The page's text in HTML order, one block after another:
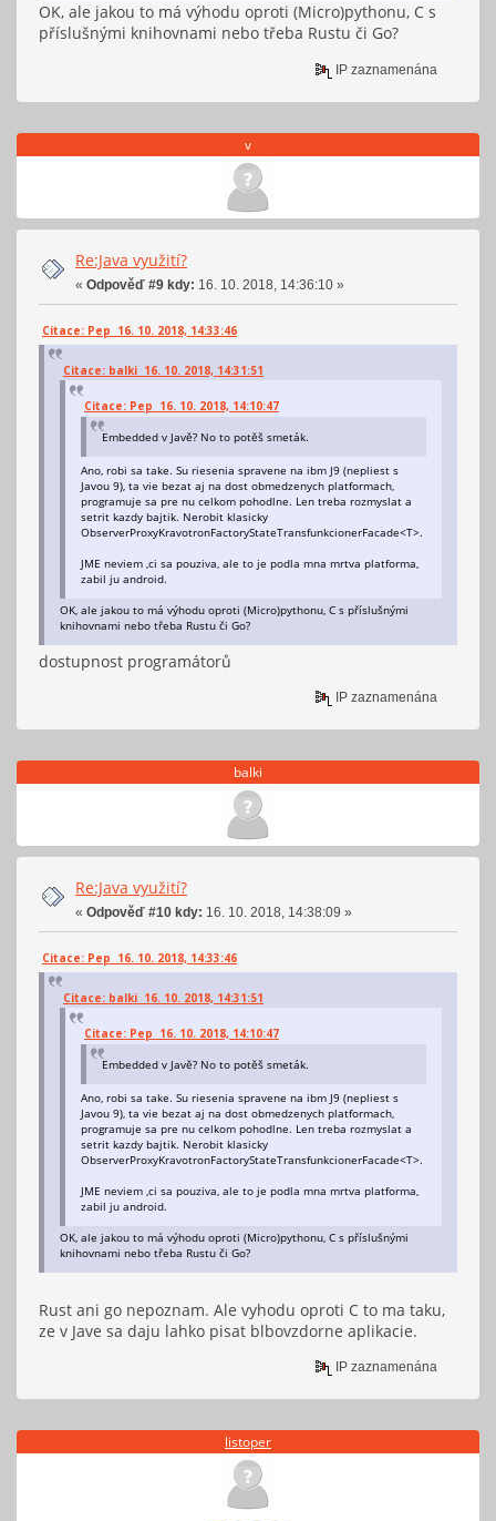
OK, ale jakou to má výhodu oproti (Micro)pythonu, C s
příslušnými knihovnami nebo třeba Rustu či Go?
IP zaznamenána
v
Re:Java využití?
« Odpověď #9 kdy: 16. 10. 2018, 14:36:10 »
Citace: Pep 16. 10. 2018, 14:33:46
Citace: balki 16. 10. 2018, 14:31:51
Citace: Pep 16. 10. 2018, 14:10:47
Embedded v Javě? No to potěš smeták.
Ano, robi sa take. Su riesenia spravene na ibm J9 (nepliest s
Javou 9), ta vie bezat aj na dost obmedzenych platformach,
programuje sa pre nu celkom pohodlne. Len treba rozmyslat a
setrit kazdy bajtik. Nerobit klasicky
ObserverProxyKravotronFactoryStateTransfunkcionerFacade<T>.
JME neviem ,ci sa pouziva, ale to je podla mna mrtva platforma,
zabil ju android.
OK, ale jakou to má výhodu oproti (Micro)pythonu, C s příslušnými
knihovnami nebo třeba Rustu či Go?
dostupnost programátorů
IP zaznamenána
balki
Re:Java využití?
« Odpověď #10 kdy: 16. 10. 2018, 14:38:09 »
Citace: Pep 16. 10. 2018, 14:33:46
Citace: balki 16. 10. 2018, 14:31:51
Citace: Pep 16. 10. 2018, 14:10:47
Embedded v Javě? No to potěš smeták.
Ano, robi sa take. Su riesenia spravene na ibm J9 (nepliest s
Javou 9), ta vie bezat aj na dost obmedzenych platformach,
programuje sa pre nu celkom pohodlne. Len treba rozmyslat a
setrit kazdy bajtik. Nerobit klasicky
ObserverProxyKravotronFactoryStateTransfunkcionerFacade<T>.
JME neviem ,ci sa pouziva, ale to je podla mna mrtva platforma,
zabil ju android.
OK, ale jakou to má výhodu oproti (Micro)pythonu, C s příslušnými
knihovnami nebo třeba Rustu či Go?
Rust ani go nepoznam. Ale vyhodu oproti C to ma taku,
ze v Jave sa daju lahko pisat blbovzdorne aplikacie.
IP zaznamenána
listoper